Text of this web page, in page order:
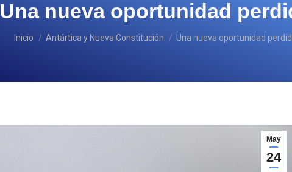
Una nueva oportunidad
Estás aquí:
Inicio Antártica y Nueva Constitución Una nueva oportunidad
May
24